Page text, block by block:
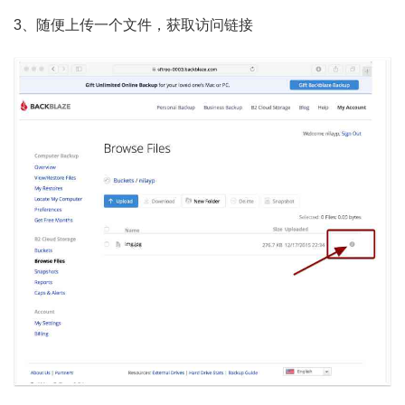
3、随便上传一个文件，获取访问链接